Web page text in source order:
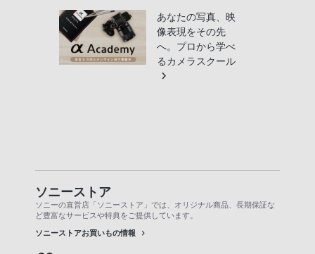
あなたの写真、映
像表現をその先
へ。プロから学べ
るカメラスクール
ソニーストア
ソニーの直営店「ソニーストア」では、オリジナル商品、長期保証な
ど豊富なサービスや特典をご提供しています。
ソニーストアお買いもの情報